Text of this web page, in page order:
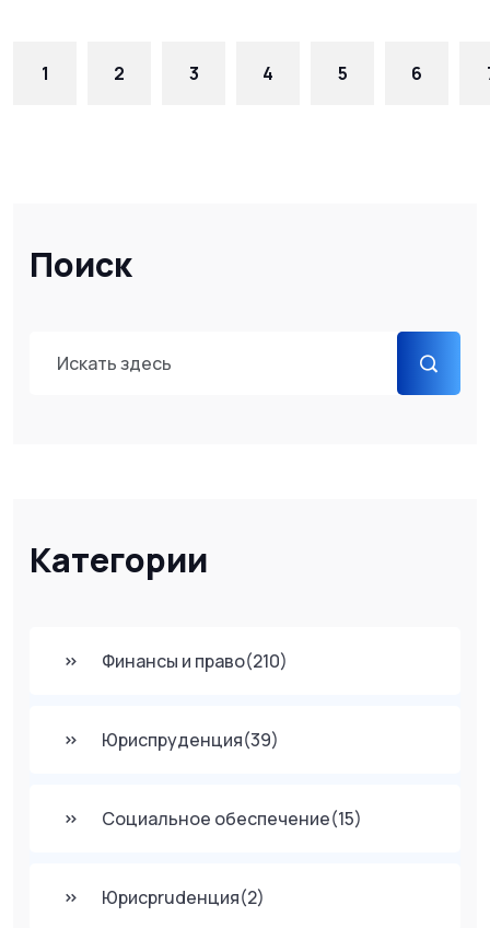
Поиск
Категории
Финансы и право(210)
Юриспруденция(39)
Социальное обеспечение(15)
Юрисprudенция(2)
1 2 3 4 5 6